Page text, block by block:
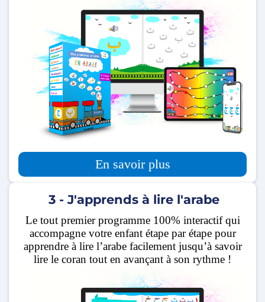
En savoir plus
3 - J'apprends à lire l'arabe
Le tout premier programme 100% interactif qui
accompagne votre enfant étape par étape pour
apprendre à lire l’arabe facilement jusqu’à savoir
lire le coran tout en avançant à son rythme !